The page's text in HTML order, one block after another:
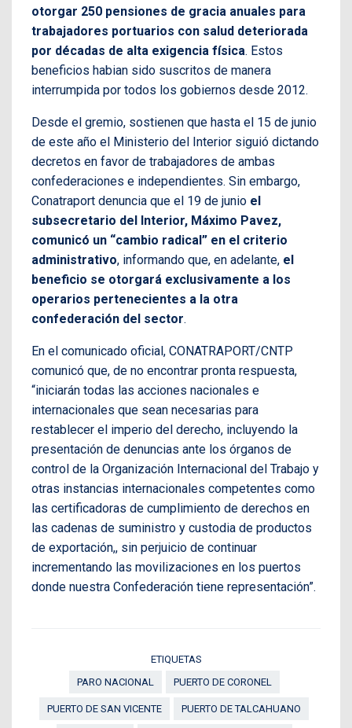
otorgar 250 pensiones de gracia anuales para
trabajadores portuarios con salud deteriorada
por décadas de alta exigencia física. Estos
beneficios habian sido suscritos de manera
interrumpida por todos los gobiernos desde 2012.
Desde el gremio, sostienen que hasta el 15 de junio
de este año el Ministerio del Interior siguió dictando
decretos en favor de trabajadores de ambas
confederaciones e independientes. Sin embargo,
Conatraport denuncia que el 19 de junio el
subsecretario del Interior, Máximo Pavez,
comunicó un “cambio radical” en el criterio
administrativo, informando que, en adelante, el
beneficio se otorgará exclusivamente a los
operarios pertenecientes a la otra
confederación del sector.
En el comunicado oficial, CONATRAPORT/CNTP
comunicó que, de no encontrar pronta respuesta,
“iniciarán todas las acciones nacionales e
internacionales que sean necesarias para
restablecer el imperio del derecho, incluyendo la
presentación de denuncias ante los órganos de
control de la Organización Internacional del Trabajo y
otras instancias internacionales competentes como
las certificadoras de cumplimiento de derechos en
las cadenas de suministro y custodia de productos
de exportación,, sin perjuicio de continuar
incrementando las movilizaciones en los puertos
donde nuestra Confederación tiene representación”.
ETIQUETAS
PARO NACIONAL
PUERTO DE CORONEL
PUERTO DE SAN VICENTE PUERTO DE TALCAHUANO